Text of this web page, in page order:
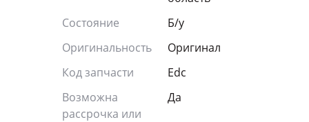
Состояние
Б/y
Оригинальность
Оригинал
Код запчасти
Edc
Возможна
рассрочка или
Да